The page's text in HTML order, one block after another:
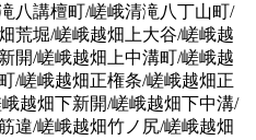
八講檀町/嵯峨清滝八丁山町/
荒堀/嵯峨越畑上大谷/嵯峨越
開/嵯峨越畑上中溝町/嵯峨越
/嵯峨越畑正権条/嵯峨越畑正
越畑下新開/嵯峨越畑下中溝/
違/嵯峨越畑竹ノ尻/嵯峨越畑